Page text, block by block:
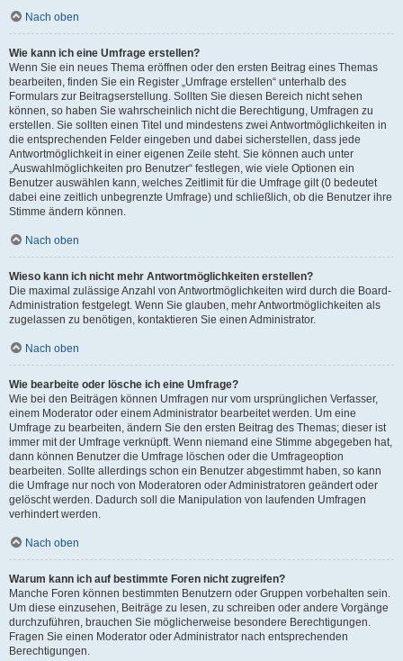
Nach oben
Wie kann ich eine Umfrage erstellen?
Wenn Sie ein neues Thema eröffnen oder den ersten Beitrag eines Themas
bearbeiten, finden Sie ein Register „Umfrage erstellen“ unterhalb des
Formulars zur Beitragserstellung. Sollten Sie diesen Bereich nicht sehen
können, so haben Sie wahrscheinlich nicht die Berechtigung, Umfragen zu
erstellen. Sie sollten einen Titel und mindestens zwei Antwortmöglichkeiten in
die entsprechenden Felder eingeben und dabei sicherstellen, dass jede
Antwortmöglichkeit in einer eigenen Zeile steht. Sie können auch unter
„Auswahlmöglichkeiten pro Benutzer“ festlegen, wie viele Optionen ein
Benutzer auswählen kann, welches Zeitlimit für die Umfrage gilt (0 bedeutet
dabei eine zeitlich unbegrenzte Umfrage) und schließlich, ob die Benutzer ihre
Stimme ändern können.
Nach oben
Wieso kann ich nicht mehr Antwortmöglichkeiten erstellen?
Die maximal zulässige Anzahl von Antwortmöglichkeiten wird durch die Board-
Administration festgelegt. Wenn Sie glauben, mehr Antwortmöglichkeiten als
zugelassen zu benötigen, kontaktieren Sie einen Administrator.
Nach oben
Wie bearbeite oder lösche ich eine Umfrage?
Wie bei den Beiträgen können Umfragen nur vom ursprünglichen Verfasser,
einem Moderator oder einem Administrator bearbeitet werden. Um eine
Umfrage zu bearbeiten, ändern Sie den ersten Beitrag des Themas; dieser ist
immer mit der Umfrage verknüpft. Wenn niemand eine Stimme abgegeben hat,
dann können Benutzer die Umfrage löschen oder die Umfrageoption
bearbeiten. Sollte allerdings schon ein Benutzer abgestimmt haben, so kann
die Umfrage nur noch von Moderatoren oder Administratoren geändert oder
gelöscht werden. Dadurch soll die Manipulation von laufenden Umfragen
verhindert werden.
Nach oben
Warum kann ich auf bestimmte Foren nicht zugreifen?
Manche Foren können bestimmten Benutzern oder Gruppen vorbehalten sein.
Um diese einzusehen, Beiträge zu lesen, zu schreiben oder andere Vorgänge
durchzuführen, brauchen Sie möglicherweise besondere Berechtigungen.
Fragen Sie einen Moderator oder Administrator nach entsprechenden
Berechtigungen.